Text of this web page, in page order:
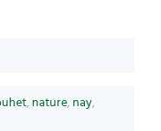
,nature,nay,